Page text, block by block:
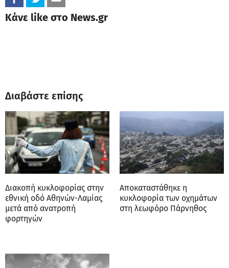
Κάνε like στο News.gr
Διαβάστε επίσης
Διακοπή κυκλοφορίας στην
εθνική οδό Αθηνών-Λαμίας
μετά από ανατροπή
φορτηγών
Αποκαταστάθηκε η
κυκλοφορία των οχημάτων
στη λεωφόρο Πάρνηθος